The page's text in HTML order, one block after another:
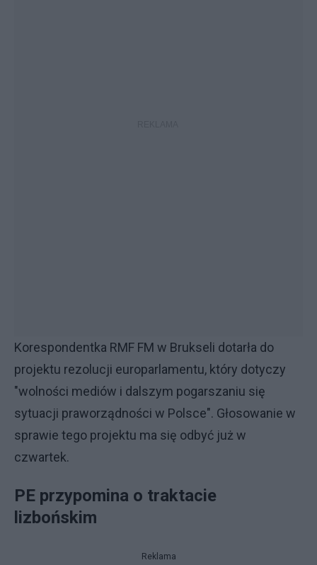
Korespondentka RMF FM w Brukseli dotarła do
projektu rezolucji europarlamentu, który dotyczy
"wolności mediów i dalszym pogarszaniu się
sytuacji praworządności w Polsce". Głosowanie w
sprawie tego projektu ma się odbyć już w
czwartek.
PE przypomina o traktacie
lizbońskim
Reklama